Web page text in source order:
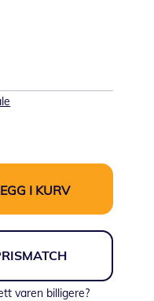
I KURV
varen billigere?